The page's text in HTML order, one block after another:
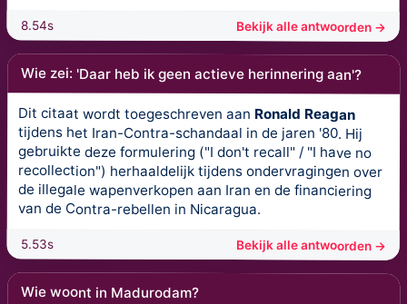
8.54s Bekijk alle antwoorden →
Wie zei: 'Daar heb ik geen actieve herinnering aan'?
Dit citaat wordt toegeschreven aan Ronald Reagan
tijdens het Iran-Contra-schandaal in de jaren '80. Hij
gebruikte deze formulering ("I don't recall" / "I have no
recollection") herhaaldelijk tijdens ondervragingen over
de illegale wapenverkopen aan Iran en de financiering
van de Contra-rebellen in Nicaragua.
5.53s Bekijk alle antwoorden →
Wie woont in Madurodam?